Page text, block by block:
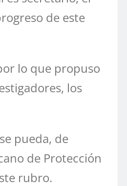
de este
lo que propuso
los
pueda, de
de Protección
rubro.